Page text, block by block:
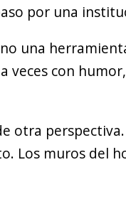
por una
una
veces con
otra
Los muros del